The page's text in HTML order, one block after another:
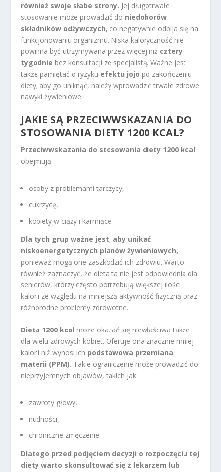
również swoje słabe strony. Jej długotrwałe
stosowanie może prowadzić do niedoborów
składników odżywczych, co negatywnie odbija się na
funkcjonowaniu organizmu. Niska kaloryczność nie
powinna być utrzymywana przez więcej niż cztery
tygodnie bez konsultacji ze specjalistą. Ważne jest
także pamiętać o ryzyku efektu jojo po zakończeniu
diety; aby go uniknąć, należy wprowadzić trwałe zdrowe
nawyki żywieniowe.
JAKIE SĄ PRZECIWWSKAZANIA DO
STOSOWANIA DIETY 1200 KCAL?
Przeciwwskazania do stosowania diety 1200 kcal
obejmują:
osoby z problemami tarczycy,
cukrzycę,
kobiety w ciąży i karmiące.
Dla tych grup ważne jest, aby unikać
niskoenergetycznych planów żywieniowych,
ponieważ mogą one zaszkodzić ich zdrowiu. Warto
również zaznaczyć, że dieta ta nie jest odpowiednia dla
seniorów, którzy często potrzebują większej ilości
kalorii ze względu na mniejszą aktywność fizyczną oraz
różnorodne problemy zdrowotne.
Dieta 1200 kcal może okazać się niewłaściwa także
dla wielu zdrowych kobiet. Oferuje ona znacznie mniej
kalorii niż wynosi ich podstawowa przemiana
materii (PPM). Takie ograniczenie może prowadzić do
nieprzyjemnych objawów, takich jak:
zawroty głowy,
nudności,
chroniczne zmęczenie.
Dlatego przed podjęciem decyzji o rozpoczęciu tej
diety warto skonsultować się z lekarzem lub